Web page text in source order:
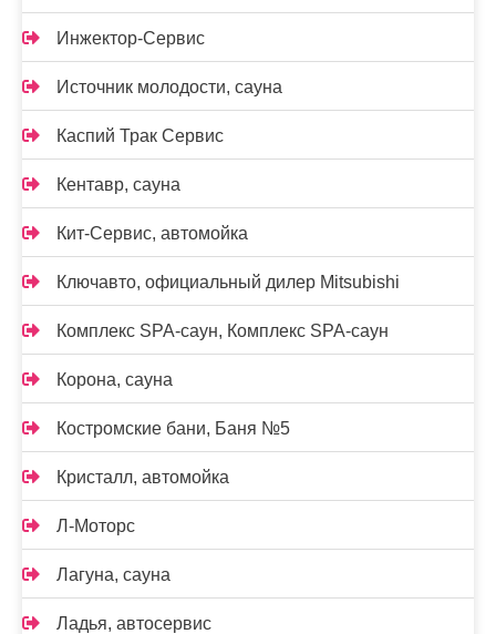
Инжектор-Сервис
Источник молодости, сауна
Каспий Трак Сервис
Кентавр, сауна
Кит-Сервис, автомойка
Ключавто, официальный дилер Mitsubishi
Комплекс SPA-саун, Комплекс SPA-саун
Корона, сауна
Костромские бани, Баня №5
Кристалл, автомойка
Л-Моторс
Лагуна, сауна
Ладья, автосервис